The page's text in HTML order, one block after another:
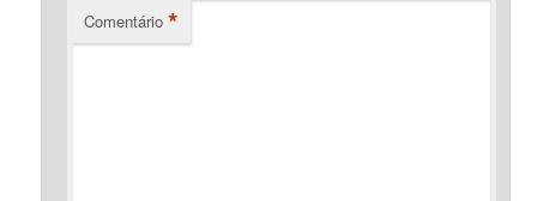
Comentário *